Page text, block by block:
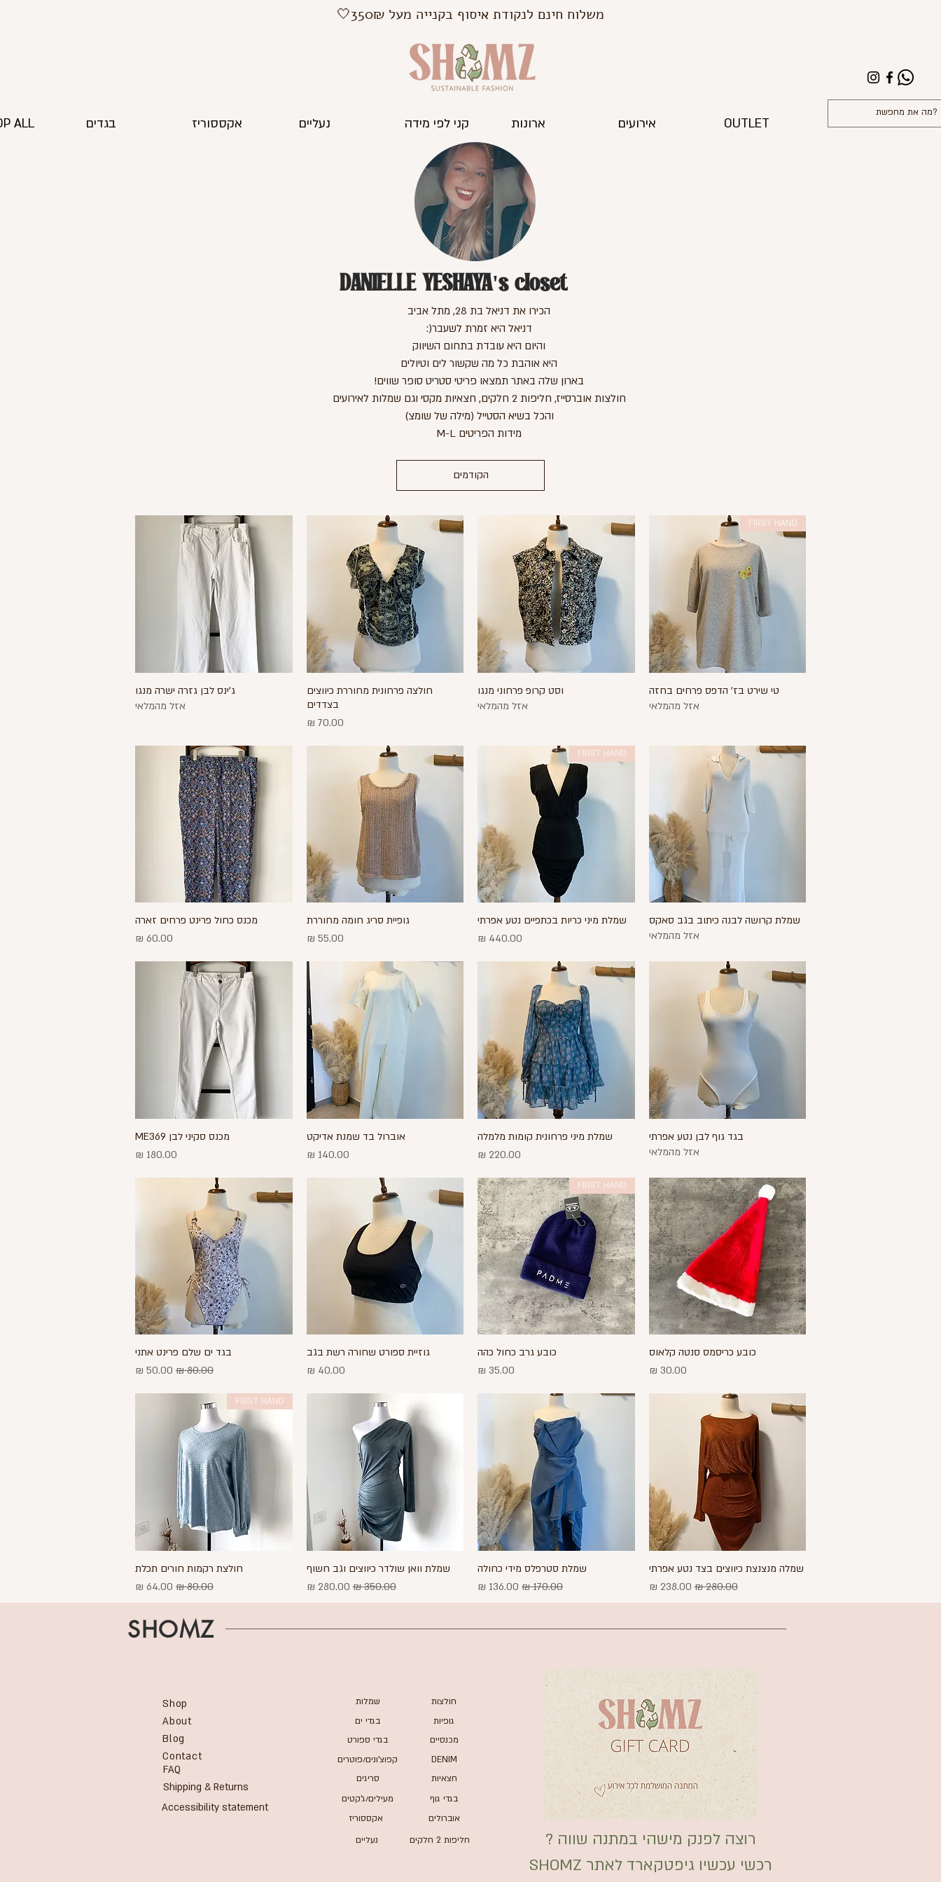
משלוח חינם לנקודת איסוף בקנייה מעל 350₪🤍
ALL בגדים אקססוריז נעליים קני לפי מידה ארונות אירועים OUTLET
DANIELLE YESHAYA's closet
הכירו את דניאל בת 28, מתל אביב
דניאל היא זמרת לשעבר(:
והיום היא עובדת בתחום השיווק
היא אוהבת כל מה שקשור לים וטיולים
בארון שלה באתר תמצאו פריטי סטריט סופר שווים!
חולצות אוברסייז, חליפות 2 חלקים, חצאיות מקסי וגם שמלות לאירועים
והכל בשיא הסטייל (מילה של שומצ)
מידות הפריטים M-L
הקודמים
תצוגה מהירה
FIRST HAND
טי שירט בז' הדפס פרחים בחזה
אזל מהמלאי
תצוגה מהירה
וסט קרופ פרחוני מנגו
אזל מהמלאי
תצוגה מהירה
חולצה פרחונית מחוררת כיווצים
בצדדים
מחיר
תצוגה מהירה
ג'ינס לבן גזרה ישרה מנגו
אזל מהמלאי
תצוגה מהירה
שמלת קרושה לבנה כיתוב בגב סאקס
אזל מהמלאי
תצוגה מהירה
FIRST HAND
שמלת מיני כריות בכתפיים נטע אפרתי
מחיר
תצוגה מהירה
גופיית סריג חומה מחוררת
מחיר
תצוגה מהירה
מכנס כחול פרינט פרחים זארה
מחיר
תצוגה מהירה
בגד גוף לבן נטע אפרתי
אזל מהמלאי
תצוגה מהירה
שמלת מיני פרחונית קומות מלמלה
מחיר
תצוגה מהירה
אוברול בד שמנת אדיקט
מחיר
תצוגה מהירה
מכנס סקיני לבן ME369
מחיר
תצוגה מהירה
כובע כריסמס סנטה קלאוס
מחיר
תצוגה מהירה
FIRST HAND
כובע גרב כחול כהה
מחיר
תצוגה מהירה
גוזיית ספורט שחורה רשת בגב
מחיר
תצוגה מהירה
בגד ים שלם פרינט אתני
מחיר רגיל מחיר מבצע
תצוגה מהירה
שמלה מנצנצת כיווצים בצד נטע אפרתי
מחיר רגיל‏280.00 ‏₪ מחיר מבצע
תצוגה מהירה
שמלת סטרפלס מידי כחולה
מחיר רגיל מחיר מבצע
תצוגה מהירה
שמלת וואן שולדר כיווצים וגב חשוף
מחיר רגיל‏350.00 ‏₪ מחיר מבצע
תצוגה מהירה
FIRST HAND
חולצת רקמות חורים תכלת
מחיר רגיל מחיר מבצע
SHOMZ
Shop
About
Blog
Contact
Shipping & Returns
FAQ
Accessibility statement
חולצות
גופיות
מכנסיים
DENIM
חצאיות
בגדי גוף
שמלות
בגדי ים
בגדי ספורט
קפוצ'ונים/פוטרים
סריגים
מעילים/ג'קטים
אוברולים
חליפות 2 חלקים
אקססוריז
נעליים
רוצה לפנק מישהי במתנה שווה ?
רכשי עכשיו גיפטקארד לאתר SHOMZ